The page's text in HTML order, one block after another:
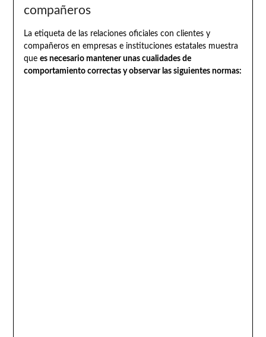
compañeros
La etiqueta de las relaciones oficiales con clientes y
compañeros en empresas e instituciones estatales muestra
que es necesario mantener unas cualidades de
comportamiento correctas y observar las siguientes normas: